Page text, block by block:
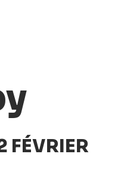
FÉVRIER